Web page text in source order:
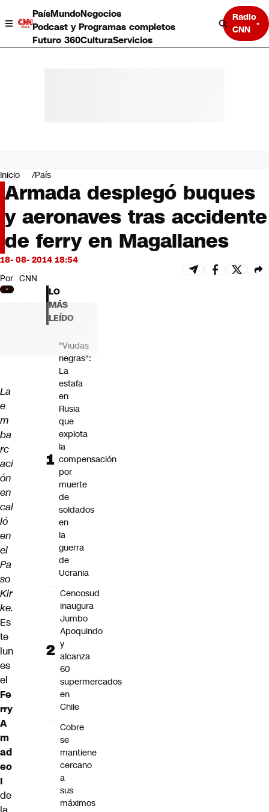
PaísMundoNegocios
Podcast y Programas completos
Futuro 360CulturaServicios
Radio
CNN
Negocios
Deportes
Programas completos
Cultura
Servicios
Bits
CNN tiempo
Futuro 360
Opinión
Inicio País
Armada desplegó buques
y aeronaves tras accidente
de ferry en Magallanes
18- 08- 2014 18:54
Por CNN
La
e
m
ba
rc
aci
ón
en
cal
ló
en
el
Pa
so
Kir
ke.
Es
te
lun
es
el
Fe
rry
A
m
ad
eo
I
de
LO
MÁS
LEÍDO
"Viudas
negras":
La
estafa
en
Rusia
que
explota
la
compensación
por
muerte
de
soldados
en
la
guerra
de
Ucrania
Cencosud
inaugura
Jumbo
Apoquindo
y
alcanza
60
supermercados
en
Chile
Cobre
se
mantiene
cercano
a
sus
máximos